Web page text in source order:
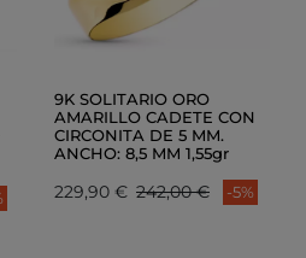
9K SOLITARIO ORO
AMARILLO CADETE CON
CIRCONITA DE 5 MM.
ANCHO: 8,5 MM 1,55gr
229,90 € 242,00 € -5%